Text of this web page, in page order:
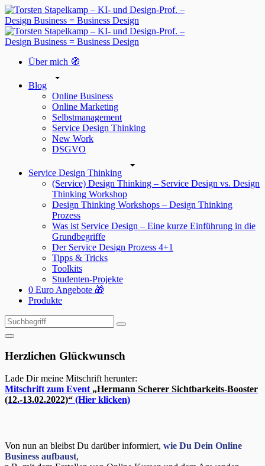
Über mich 🧭
Blog
Online Business
Online Marketing
Selbstmanagement
Service Design Thinking
New Work
DSGVO
Service Design Thinking
(Service) Design Thinking – Service Design vs. Design
Thinking Workshop
Design Thinking Workshops – Design Thinking
Prozess
Was ist Service Design – Eine kurze Einführung in die
Grundbegriffe
Der Service Design Prozess 4+1
Tipps & Tricks
Toolkits
Studenten-Projekte
0 Euro Angebote 🎁
Produkte
Suchen
nach:
Suchen
Herzlichen Glückwunsch
Lade Dir meine Mitschrift herunter:
Mitschrift zum Event „Hermann Scherer Sichtbarkeits-Booster
(12.-13.02.2022)“ (Hier klicken)
Von nun an bleibst Du darüber informiert, wie Du Dein Online
Business aufbaust,